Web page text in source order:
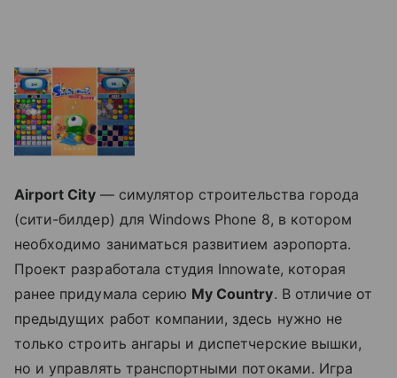
Airport City— симулятор строительства города
(сити-билдер) для Windows Phone 8, в котором
необходимо заниматься развитием аэропорта.
Проект разработала студия Innowate, которая
ранее придумала серию My Country. В отличие от
предыдущих работ компании, здесь нужно не
только строить ангары и диспетчерские вышки,
но и управлять транспортными потоками. Игра